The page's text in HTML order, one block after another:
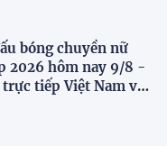
bóng chuyền nữ
2026 hôm nay 9/8 -
tiếp Việt Nam vs